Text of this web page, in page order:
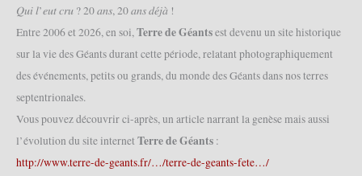
faiseur
de
(18/09/2021)
𝑄𝑢𝑖 𝑙’𝑒𝑢𝑡 𝑐𝑟𝑢 ? 20 𝑎𝑛𝑠, 20 𝑎𝑛𝑠 𝑑𝑒́𝑗𝑎̀ !
Entre 2006 et 2026, en soi,Terre de Géantsest devenu un site historique
sur la vie des Géants durant cette période, relatant photographiquement
des événements, petits ou grands, du monde des Géants dans nos terres
septentrionales.
Vous pouvez découvrir ci-après, un article narrant la genèse mais aussi
l’évolution du site internet Terre de Géants :
http://www.terre-de-geants.fr/…/terre-de-geants-fete…/